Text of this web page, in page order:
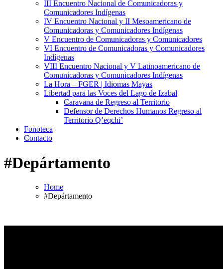
III Encuentro Nacional de Comunicadoras y
Comunicadores Indígenas
IV Encuentro Nacional y II Mesoamericano de
Comunicadoras y Comunicadores Indígenas
V Encuentro de Comunicadoras y Comunicadores
VI Encuentro de Comunicadoras y Comunicadores
Indígenas
VIII Encuentro Nacional y V Latinoamericano de
Comunicadoras y Comunicadores Indígenas
La Hora – FGER | Idiomas Mayas
Libertad para las Voces del Lago de Izabal
Caravana de Regreso al Territorio
Defensor de Derechos Humanos Regreso al
Territorio Q’eqchi’
Fonoteca
Contacto
#Depártamento
Home
#Depártamento